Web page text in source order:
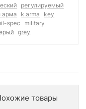
регулируемый
арма k.arma
key
spec
military
grey
товары